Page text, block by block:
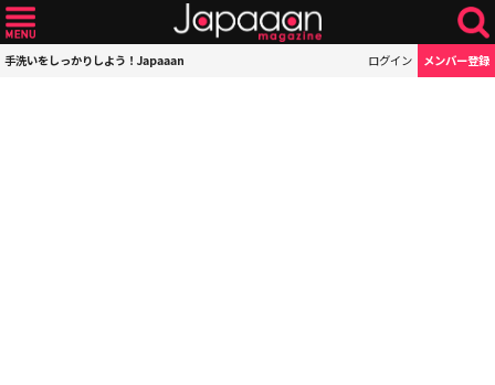
手洗いをしっかりしよう！Japaaan ログイン メンバー登録